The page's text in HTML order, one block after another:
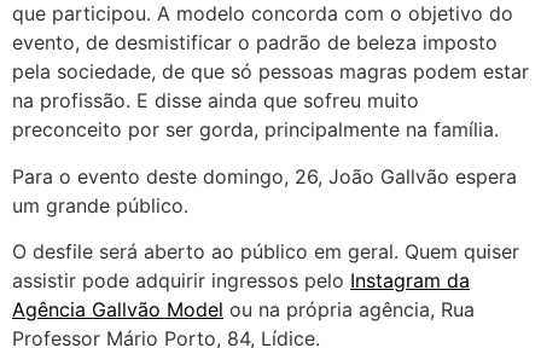
que participou. A modelo concorda com o objetivo do
evento, de desmistificar o padrão de beleza imposto
pela sociedade, de que só pessoas magras podem estar
na profissão. E disse ainda que sofreu muito
preconceito por ser gorda, principalmente na família.
Para o evento deste domingo, 26, João Gallvão espera
um grande público.
O desfile será aberto ao público em geral. Quem quiser
assistir pode adquirir ingressos pelo Instagram da
Agência Gallvão Model ou na própria agência, Rua
Professor Mário Porto, 84, Lídice.